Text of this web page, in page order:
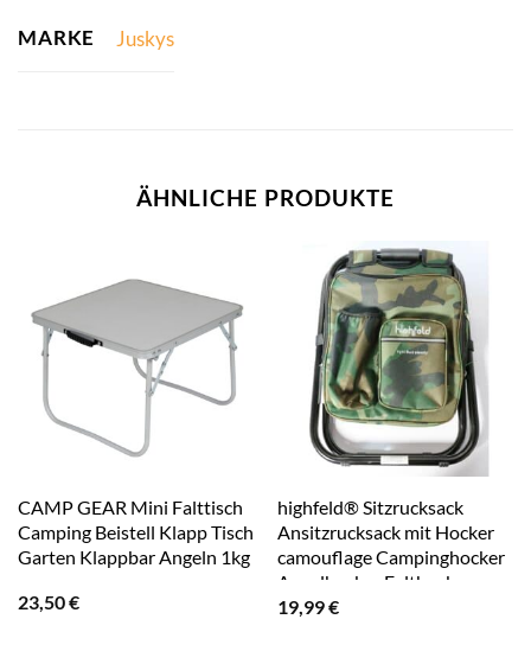
MARKE Juskys
ÄHNLICHE PRODUKTE
CAMP GEAR Mini Falttisch
Camping Beistell Klapp Tisch
Garten Klappbar Angeln 1kg
23,50€
highfeld® Sitzrucksack
Ansitzrucksack mit Hocker
camouflage Campinghocker
Angelhocker Falthocker
19,99€